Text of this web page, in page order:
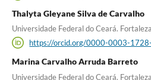
Thalyta Gleyane Silva de Carvalho
Universidade Federal do Ceará.
https://orcid.org/0000-0003-
Marina Carvalho Arruda Barreto
Universidade Federal do Ceará.